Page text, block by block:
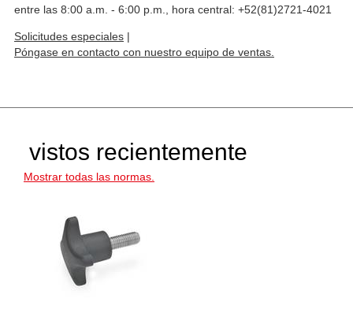
entre las 8:00 a.m. - 6:00 p.m., hora central: +52(81)2721-4021
Solicitudes especiales |
Póngase en contacto con nuestro equipo de ventas.
vistos recientemente
Mostrar todas las normas.